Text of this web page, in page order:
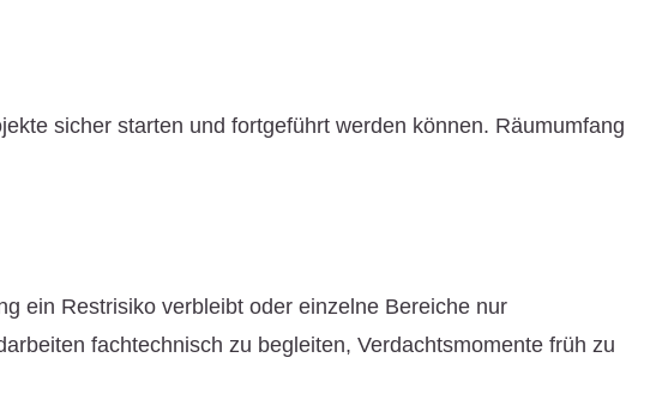
sicher starten und fortgeführt werden können. Räumumfang
ein Restrisiko verbleibt oder einzelne Bereiche nur
fachtechnisch zu begleiten, Verdachtsmomente früh zu